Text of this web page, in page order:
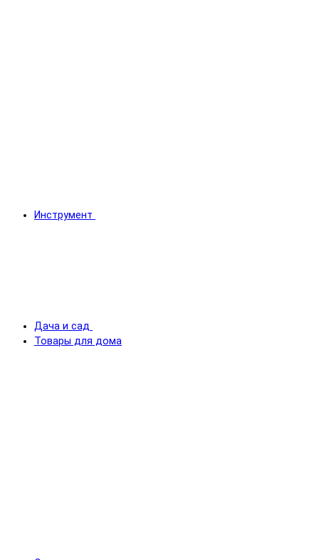
Инструмент
Дача и сад
Товары для дома